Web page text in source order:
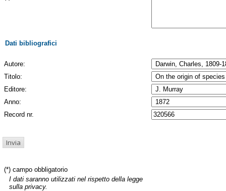
Dati bibliografici
Autore:
Titolo:
Editore:
Anno:
Record nr.
(*) campo obbligatorio
I dati saranno utilizzati nel rispetto della legge
sulla privacy.